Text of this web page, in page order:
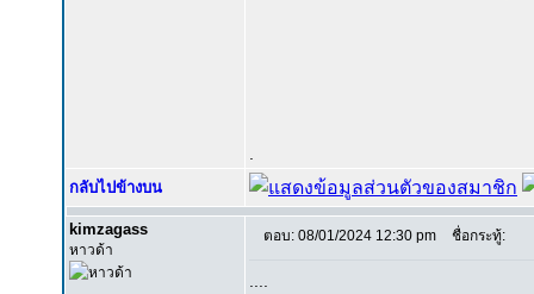
กลับไปข้างบน
kimzagass
หาวด้า
ตอบ: 08/01/2024 12:30 pm ชื่อกระทู้: